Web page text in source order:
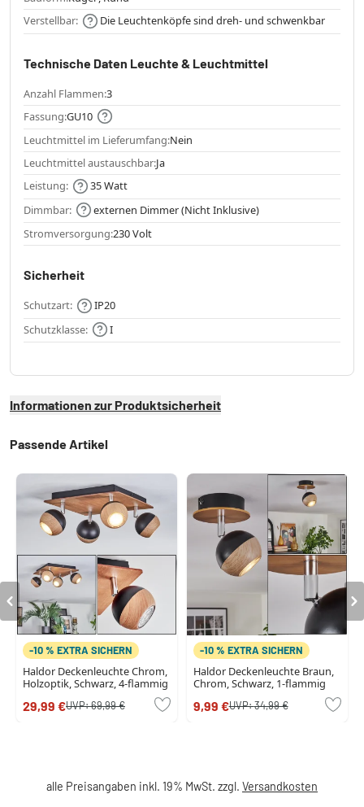
Verstellbar:
Die Leuchtenköpfe sind dreh- und schwenkbar
Technische Daten Leuchte & Leuchtmittel
Anzahl Flammen:3
Fassung:GU10
Leuchtmittel im Lieferumfang:Nein
Leuchtmittel austauschbar:Ja
Leistung:
35 Watt
Dimmbar:
externen Dimmer (Nicht Inklusive)
Stromversorgung:230 Volt
Sicherheit
Schutzart:
IP20
Schutzklasse:
I
Informationen zur Produktsicherheit
Passende Artikel
-10 % EXTRA SICHERN
Haldor Deckenleuchte Chrom,
Holzoptik, Schwarz, 4-flammig
29,99 €UVP:69,99 €
-10 % EXTRA SICHERN
Haldor Deckenleuchte Braun,
Chrom, Schwarz, 1-flammig
9,99 €UVP:34,99 €
alle Preisangaben inkl. 19% MwSt. zzgl. Versandkosten